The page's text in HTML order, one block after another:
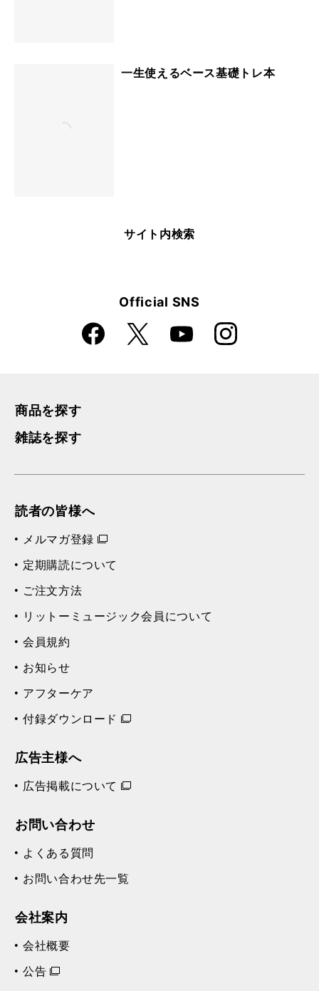
一生使えるベース基礎トレ本
サイト内検索
Official SNS
Faceboo
k
X YouTube Instagra
m
商品を探す
雑誌を探す
読者の皆様へ
メルマガ登録
定期購読について
ご注文方法
リットーミュージック会員について
会員規約
お知らせ
アフターケア
付録ダウンロード
広告主様へ
広告掲載について
お問い合わせ
よくある質問
お問い合わせ先一覧
会社案内
会社概要
公告